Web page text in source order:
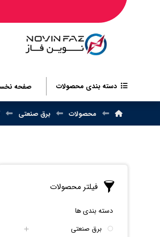
دسته بندی محصولات صفحه
محصولات برق صنعتی
فیلتر محصولات
دسته بندی ها
برق صنعتی